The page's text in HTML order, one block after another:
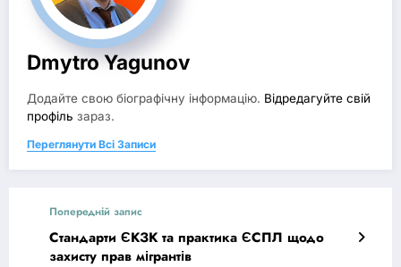
Dmytro Yagunov
Додайте свою біографічну інформацію. Відредагуйте свій
профіль зараз.
Переглянути Всі Записи
Попередній запис
Стандарти ЄКЗК та практика ЄСПЛ щодо
захисту прав мігрантів